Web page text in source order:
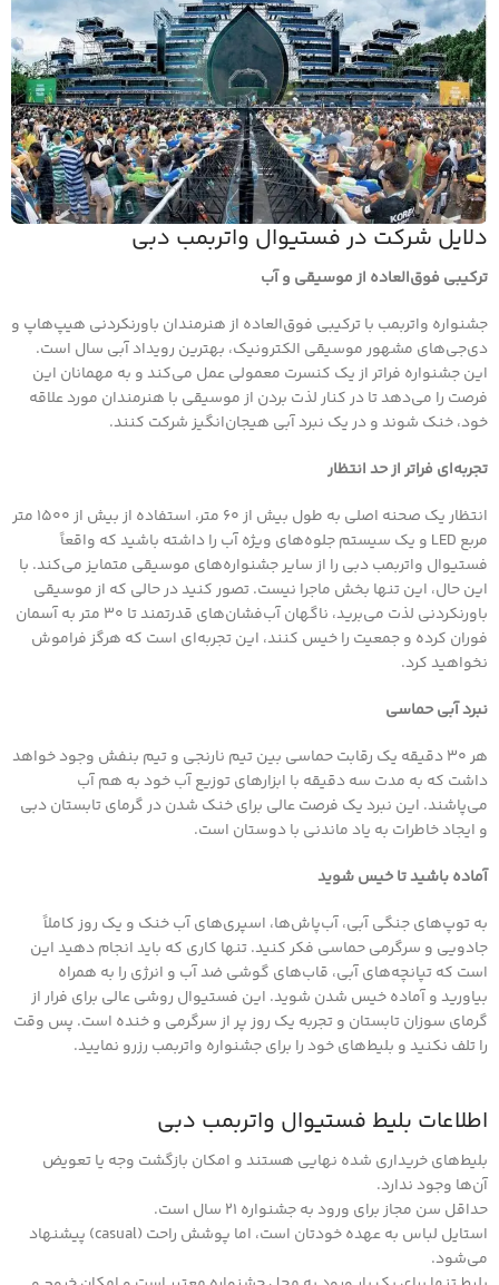
دلایل شرکت در فستیوال واتربمب دبی
ترکیبی فوق‌العاده از موسیقی و آب
جشنواره واتربمب با ترکیبی فوق‌العاده از هنرمندان باورنکردنی هیپ‌هاپ و
دی‌جی‌های مشهور موسیقی الکترونیک، بهترین رویداد آبی سال است.
این جشنواره فراتر از یک کنسرت معمولی عمل می‌کند و به مهمانان این
فرصت را می‌دهد تا در کنار لذت بردن از موسیقی با هنرمندان مورد علاقه
خود، خنک شوند و در یک نبرد آبی هیجان‌انگیز شرکت کنند.
تجربه‌ای فراتر از حد انتظار
انتظار یک صحنه اصلی به طول بیش از ۶۰ متر، استفاده از بیش از ۱۵۰۰ متر
مربع LED و یک سیستم جلوه‌های ویژه آب را داشته باشید که واقعاً
فستیوال واتربمب دبی را از سایر جشنواره‌های موسیقی متمایز می‌کند. با
این حال، این تنها بخش ماجرا نیست. تصور کنید در حالی که از موسیقی
باورنکردنی لذت می‌برید، ناگهان آب‌فشان‌های قدرتمند تا ۳۰ متر به آسمان
فوران کرده و جمعیت را خیس کنند، این تجربه‌ای است که هرگز فراموش
نخواهید کرد.
نبرد آبی حماسی
هر 30 دقیقه یک رقابت حماسی بین تیم نارنجی و تیم بنفش وجود خواهد
داشت که به مدت سه دقیقه با ابزارهای توزیع آب خود به هم آب
می‌پاشند. این نبرد یک فرصت عالی برای خنک شدن در گرمای تابستان دبی
و ایجاد خاطرات به یاد ماندنی با دوستان است.
آماده باشید تا خیس شوید
به توپ‌های جنگی آبی، آب‌پاش‌ها، اسپری‌های آب خنک و یک روز کاملاً
جادویی و سرگرمی حماسی فکر کنید. تنها کاری که باید انجام دهید این
است که تپانچه‌های آبی، قاب‌های گوشی ضد آب و انرژی را به همراه
بیاورید و آماده خیس شدن شوید. این فستیوال روشی عالی برای فرار از
گرمای سوزان تابستان و تجربه یک روز پر از سرگرمی و خنده است. پس وقت
را تلف نکنید و بلیط‌های خود را برای جشنواره واتربمب رزرو نمایید.
اطلاعات بلیط فستیوال واتربمب دبی
بلیط‌های خریداری شده نهایی هستند و امکان بازگشت وجه یا تعویض
آن‌ها وجود ندارد.
حداقل سن مجاز برای ورود به جشنواره ۲۱ سال است.
استایل لباس به عهده خودتان است، اما پوشش راحت (casual) پیشنهاد
می‌شود.